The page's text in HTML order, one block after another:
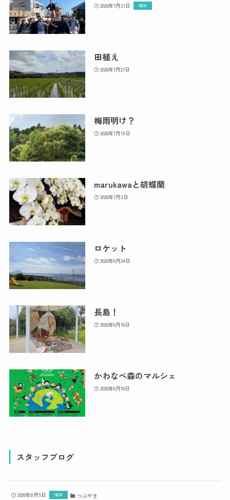
2026年7月31日
田植え
2026年7月21日
梅雨明け？
2026年7月13日
marukawaと胡蝶蘭
2026年7月3日
ロケット
2026年6月24日
長島！
2026年6月16日
かわなべ森のマルシェ
2026年6月10日
スタッフブログ
2026年8月5日 つぶやき